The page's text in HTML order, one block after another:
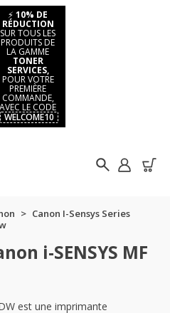
⚡ 10% DE
RÉDUCTION
SUR TOUS LES
PRODUITS DE
LA GAMME
TONER
SERVICES,
POUR VOTRE
PREMIÈRE
COMMANDE,
AVEC LE CODE
WELCOME10
Canon I-Sensys Series
i-SENSYS MF
est une imprimante